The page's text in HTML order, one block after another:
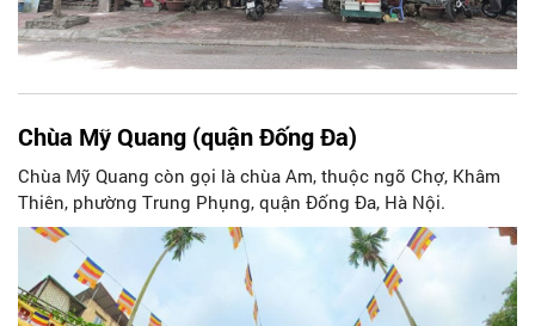
Chùa Mỹ Quang (quận Đống Đa)
Chùa Mỹ Quang còn gọi là chùa Am, thuộc ngõ Chợ, Khâm
Thiên, phường Trung Phụng, quận Đống Đa, Hà Nội.